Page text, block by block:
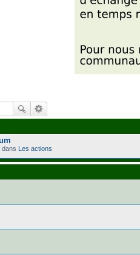
dans Les actions